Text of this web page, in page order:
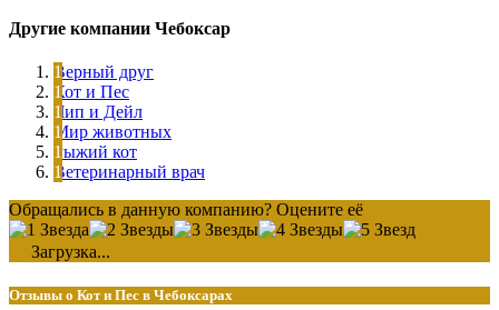
Другие компании Чебоксар
Верный друг
Кот и Пес
Чип и Дейл
Мир животных
Рыжий кот
Ветеринарный врач
Обращались в данную компанию? Оцените её
Загрузка...
Отзывы о Кот и Пес в Чебоксарах